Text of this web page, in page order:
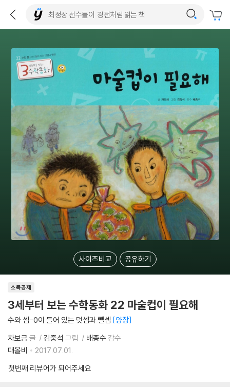
사이즈비교 공유하기
소득공제
3세부터 보는 수학동화 22 마술컵이 필요해
수와 셈-0이 들어 있는 덧셈과 뺄셈 양장
차보금 글 김중석 그림 배종수 감수
때올비
2017.07.01.
첫번째 리뷰어가 되어주세요